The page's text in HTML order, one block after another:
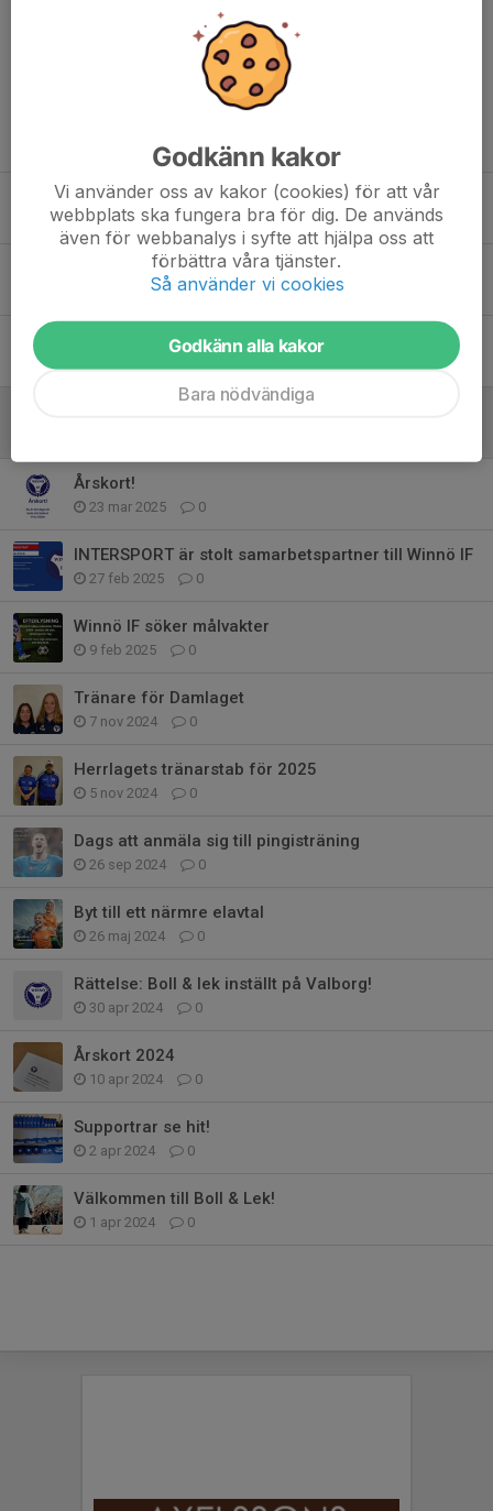
Tidigare nyheter
Fritidskortet
14 mar, 09:51 0
Winnö klart för division 5
10 dec 2025 0
Winnöledare fick idrottsledarstipendie
Årskort!
23 mar 2025 0
INTERSPORT är stolt samarbetspartner till Winnö IF
27 feb 2025 0
Winnö IF söker målvakter
9 feb 2025 0
Tränare för Damlaget
7 nov 2024 0
Herrlagets tränarstab för 2025
5 nov 2024 0
Dags att anmäla sig till pingisträning
26 sep 2024 0
Byt till ett närmre elavtal
26 maj 2024 0
Rättelse: Boll & lek inställt på Valborg!
30 apr 2024 0
Årskort 2024
10 apr 2024 0
Supportrar se hit!
2 apr 2024 0
Välkommen till Boll & Lek!
1 apr 2024 0
Godkänn kakor
Vi använder oss av kakor (cookies) för att vår
webbplats ska fungera bra för dig. De används
även för webbanalys i syfte att hjälpa oss att
förbättra våra tjänster.
Så använder vi cookies
Godkänn alla kakor
Bara nödvändiga